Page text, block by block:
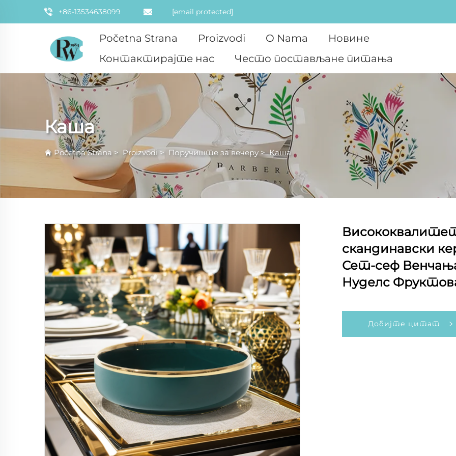
+86-13534638099 [email protected]
Početna Strana Proizvodi O Nama
Новине
Контактирајте нас
Често постављане питања
Каша
Početna Strana> Proizvodi > Поручиште за вечеру >Каша
скандинавски
Сет-сеф
Нуделс
Добијте цитат